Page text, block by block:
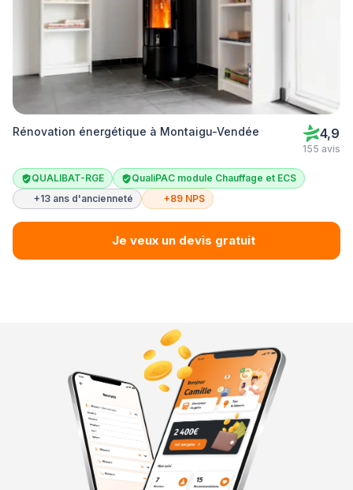
Rénovation énergétique à Montaigu-Vendée 4,9
155 avis
QUALIBAT-RGE
QualiPAC module Chauffage et ECS
+13 ans d'ancienneté
+89 NPS
Je veux un devis gratuit